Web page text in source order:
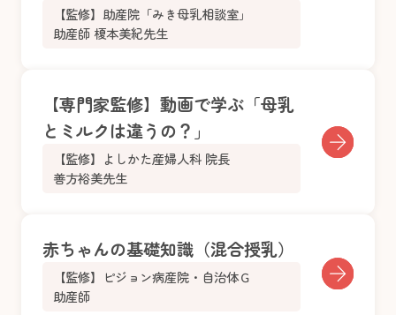
【監修】助産院「みき母乳相談室」
助産師 榎本美紀先生
【専門家監修】動画で学ぶ「母乳
とミルクは違うの？」
【監修】よしかた産婦人科 院長
善方裕美先生
赤ちゃんの基礎知識（混合授乳）
【監修】ピジョン病産院・自治体Ｇ
助産師